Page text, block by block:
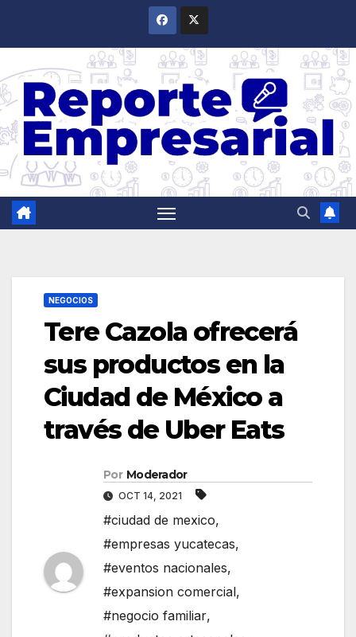
NEGOCIOS
Tere Cazola ofrecerá
sus productos en la
Ciudad de México a
través de Uber Eats
Por Moderador
OCT 14, 2021
#ciudad de mexico,
#empresas yucatecas,
#eventos nacionales,
#expansion comercial,
#negocio familiar,